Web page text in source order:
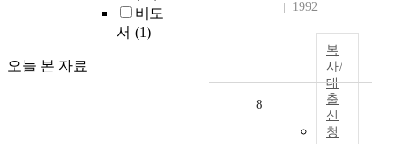
비도
서 (1)
오늘 본 자료
1992
복
사/
대
출
신
청
8